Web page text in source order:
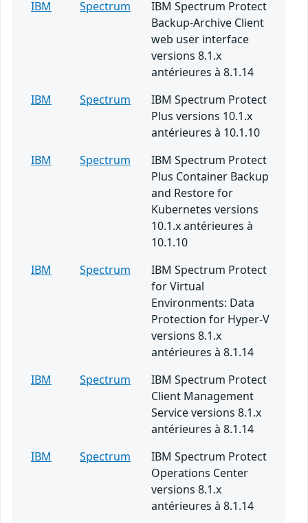
IBM Spectrum
IBM Spectrum Protect
Backup-Archive Client
web user interface
versions 8.1.x
antérieures à 8.1.14
IBM
Spectrum
IBM Spectrum Protect
Plus versions 10.1.x
antérieures à 10.1.10
IBM
Spectrum
IBM Spectrum Protect
Plus Container Backup
and Restore for
Kubernetes versions
10.1.x antérieures à
10.1.10
IBM
Spectrum
IBM Spectrum Protect
for Virtual
Environments: Data
Protection for Hyper-V
versions 8.1.x
antérieures à 8.1.14
IBM
Spectrum
IBM Spectrum Protect
Client Management
Service versions 8.1.x
antérieures à 8.1.14
IBM
Spectrum
IBM Spectrum Protect
Operations Center
versions 8.1.x
antérieures à 8.1.14